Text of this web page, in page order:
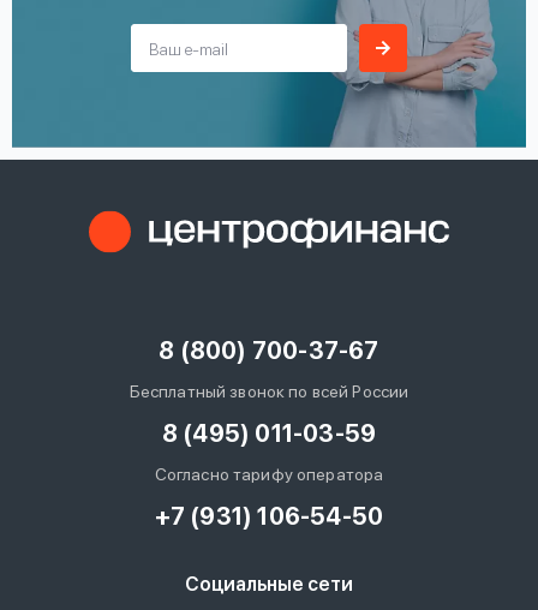
8 (800) 700-37-67
Бесплатный звонок по всей России
8 (495) 011-03-59
Согласно тарифу оператора
+7 (931) 106-54-50
Социальные сети